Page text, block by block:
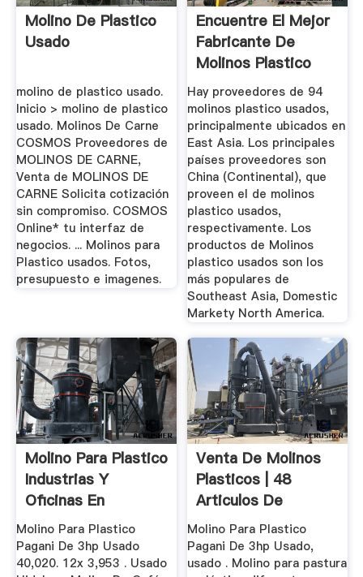
Molino De Plastico
Usado
molino de plastico usado.
Inicio > molino de plastico
usado. Molinos De Carne
COSMOS Proveedores de
MOLINOS DE CARNE,
Venta de MOLINOS DE
CARNE Solicita cotización
sin compromiso. COSMOS
Online* tu interfaz de
negocios. ... Molinos para
Plastico usados. Fotos,
presupuesto e imagenes.
Encuentre El Mejor
Fabricante De
Molinos Plastico
Usados Y ...
Hay proveedores de 94
molinos plastico usados,
principalmente ubicados en
East Asia. Los principales
países proveedores son
China (Continental), que
proveen el de molinos
plastico usados,
respectivamente. Los
productos de Molinos
plastico usados son los
más populares de
Southeast Asia, Domestic
Markety North America.
Molino Para Plastico
Industrias Y
Oficinas En
Mercado ...
Molino Para Plastico
Pagani De 3hp Usado
40,020. 12x 3,953 . Usado
Venta De Molinos
Plasticos | 48
Articulos De
Segunda Mano
Molino Para Plastico
Pagani De 3hp Usado,
usado . Molino para pastura